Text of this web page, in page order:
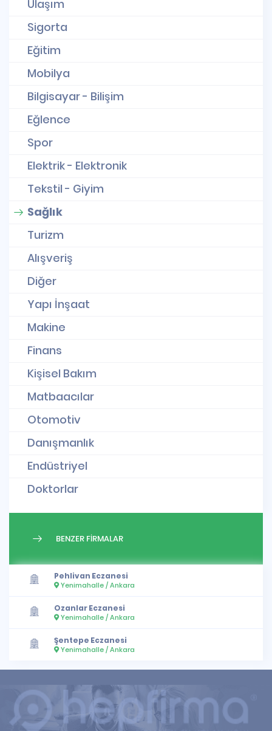
Ulaşım
Sigorta
Eğitim
Mobilya
Bilgisayar - Bilişim
Eğlence
Spor
Elektrik - Elektronik
Tekstil - Giyim
Sağlık
Turizm
Alışveriş
Diğer
Yapı İnşaat
Makine
Finans
Kişisel Bakım
Matbaacılar
Otomotiv
Danışmanlık
Endüstriyel
Doktorlar
BENZER FİRMALAR
Pehlivan Eczanesi
Yenimahalle / Ankara
Ozanlar Eczanesi
Yenimahalle / Ankara
Şentepe Eczanesi
Yenimahalle / Ankara